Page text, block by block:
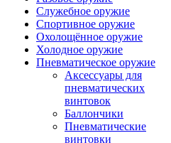
Служебное оружие
Спортивное оружие
Охолощённое оружие
Холодное оружие
Пневматическое оружие
Аксессуары для
пневматических
винтовок
Баллончики
Пневматические
винтовки